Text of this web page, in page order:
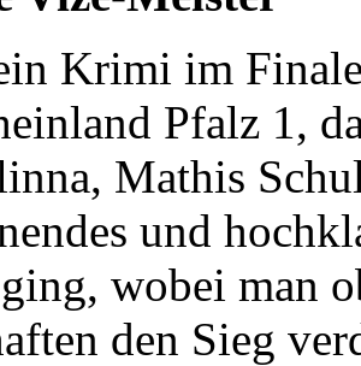
Krimi im
Pfalz 1,
Mathis
und
wobei man
den Sieg